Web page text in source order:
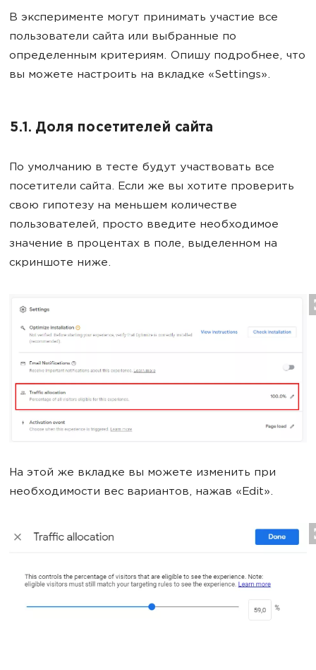
В эксперименте могут принимать участие все
пользователи сайта или выбранные по
определенным критериям. Опишу подробнее, что
вы можете настроить на вкладке «Settings».
5.1. Доля посетителей сайта
По умолчанию в тесте будут участвовать все
посетители сайта. Если же вы хотите проверить
свою гипотезу на меньшем количестве
пользователей, просто введите необходимое
значение в процентах в поле, выделенном на
скриншоте ниже.
На этой же вкладке вы можете изменить при
необходимости вес вариантов, нажав «Edit».